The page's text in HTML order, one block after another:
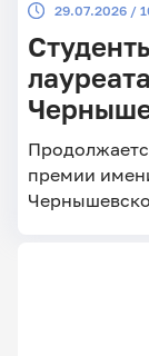
29.07.2026 /
премии